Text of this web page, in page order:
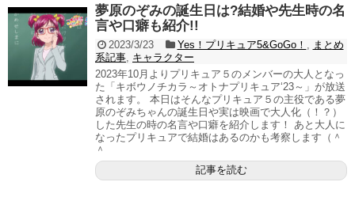
夢原のぞみの誕生日は?結婚や先生時の名
言や口癖も紹介!!
2023/3/23 Yes！プリキュア5&GoGo！
まとめ
系記事 キャラクター
2023年10月よりプリキュア５のメンバーの大人となっ
た「キボウノチカラ～オトナプリキュア‘23～」が放送
されます。 本日はそんなプリキュア５の主役である夢
原のぞみちゃんの誕生日や実は映画で大人化（！？）
した先生の時の名言や口癖を紹介します！ あと大人に
なったプリキュアで結婚はあるのかも考察します（＾
＾
記事を読む